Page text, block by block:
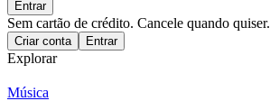
Entrar
Sem cartão de crédito. Cancele quando quiser.
Criar conta Entrar
Explorar
Música